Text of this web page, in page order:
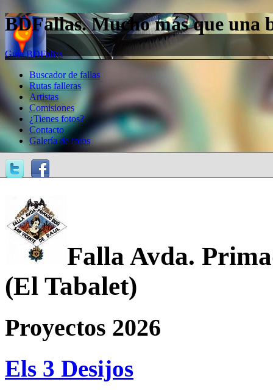
BDFallas. Mucho más que una
Guía BDFallas
Buscador de fallas
Rutas falleras
Artistas
Comisiones
¿Tienes fotos?
Contacto
Galería de fotos
Falla Avda.
(El Tabalet)
Proyectos 2026
Els 3 Desijos